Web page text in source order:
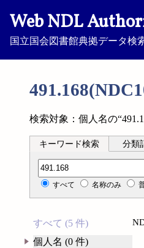
Web NDL
国立国会図書館典拠データ検
検索対象：個人名の
キーワード検索 分類
分類記号検索
すべて 名称のみ
すべて (5 件)
個人名 (0 件)